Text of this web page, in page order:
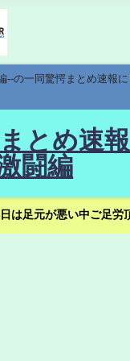
の一同驚愕まとめ速報
とめ速
闘編
足元が悪い中ご足労